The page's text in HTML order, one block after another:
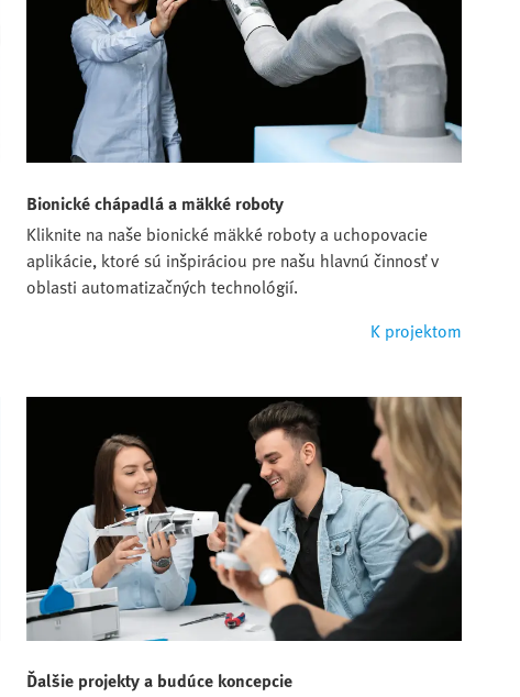
Bionické chápadlá a mäkké roboty
Kliknite na naše bionické mäkké roboty a uchopovacie
aplikácie, ktoré sú inšpiráciou pre našu hlavnú činnosť v
oblasti automatizačných technológií.
K projektom
Ďalšie projekty a budúce koncepcie